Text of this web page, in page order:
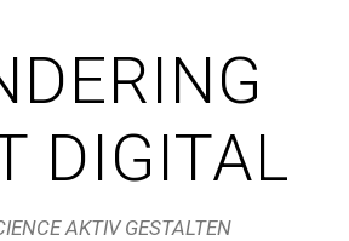
DIGITAL
AKTIV GESTALTEN